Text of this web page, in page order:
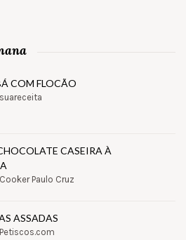
COM FLOCÃO
CASEIRA À
Paulo Cruz
ASSADAS